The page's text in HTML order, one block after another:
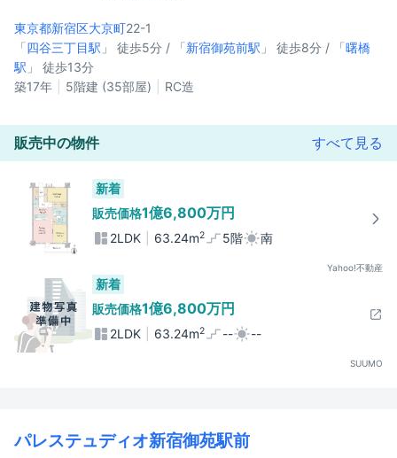
東京都新宿区大京町22-1
「四谷三丁目駅 」 徒歩5分 / 「新宿御苑前駅 」 徒歩8分 / 「曙橋
駅 」 徒歩13分
築17年
5階建 (35部屋) RC造
販売中の物件 すべて見る
新着
販売価格1億6,800万円
2LDK 63.24m2 5階 南
Yahoo!不動産
新着
販売価格1億6,800万円
2LDK 63.24m2 -- --
SUUMO
パレステュディオ新宿御苑駅前